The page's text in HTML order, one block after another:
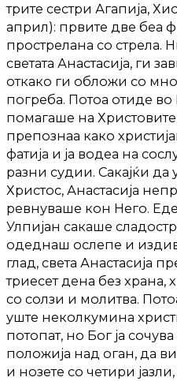
трите сестри Агапија,
април): првите две беа
прострелана со стрела.
светата Анастасија, ги
откако ги обложи со
погреба. Потоа отиде
помагаше на
препознаа како
фатија и ја водеа на
разни судии. Сакајќи
Христос, Анастасија
ревнуваше кон Него.
Улпијан сакаше
одеднаш ослепе и
глад, света Анастасија
триесет дена без храна,
со солзи и молитва.
уште неколкумина
потопат, но Бог ја
положија над оган, да
и нозете со четири